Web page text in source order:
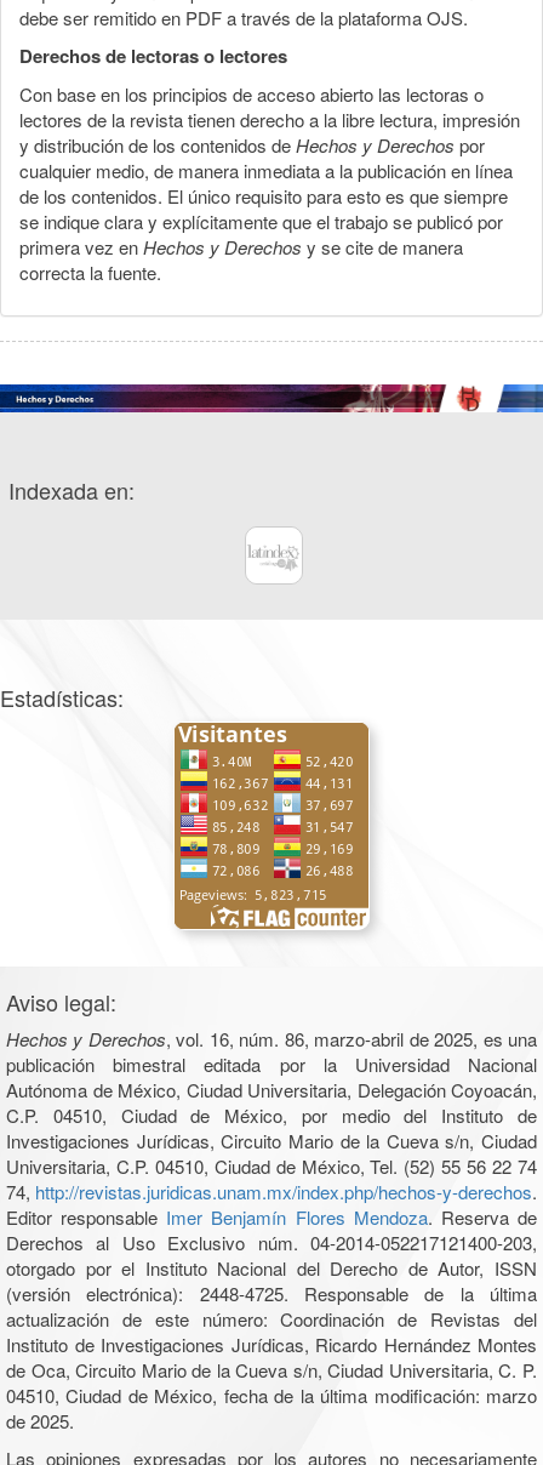
debe ser remitido en PDF a través de la plataforma OJS.
Derechos de lectoras o lectores
Con base en los principios de acceso abierto las lectoras o
lectores de la revista tienen derecho a la libre lectura, impresión
y distribución de los contenidos deHechos y Derechos por
cualquier medio, de manera inmediata a la publicación en línea
de los contenidos. El único requisito para esto es que siempre
se indique clara y explícitamente que el trabajo se publicó por
primera vez enHechos y Derechos y se cite de manera
correcta la fuente.
Indexada en:
Estadísticas:
Aviso legal:
Hechos y Derechos, vol. 16, núm. 86, marzo-abril de 2025, es una
publicación bimestral editada por la Universidad Nacional
Autónoma de México, Ciudad Universitaria, Delegación Coyoacán,
C.P. 04510, Ciudad de México, por medio del Instituto de
Investigaciones Jurídicas, Circuito Mario de la Cueva s/n, Ciudad
Universitaria, C.P. 04510, Ciudad de México, Tel. (52) 55 56 22 74
74, http://revistas.juridicas.unam.mx/index.php/hechos-y-derechos.
Editor responsable Imer Benjamín Flores Mendoza. Reserva de
Derechos al Uso Exclusivo núm. 04-2014-052217121400-203,
otorgado por el Instituto Nacional del Derecho de Autor, ISSN
(versión electrónica): 2448-4725. Responsable de la última
actualización de este número: Coordinación de Revistas del
Instituto de Investigaciones Jurídicas, Ricardo Hernández Montes
de Oca, Circuito Mario de la Cueva s/n, Ciudad Universitaria, C. P.
04510, Ciudad de México, fecha de la última modificación: marzo
de 2025.
Las opiniones expresadas por los autores no necesariamente